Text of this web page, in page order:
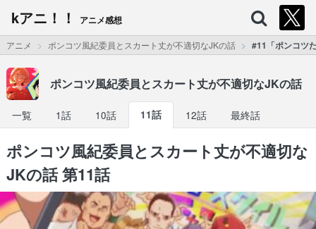
kアニ！！ アニメ感想
アニメ ポンコツ風紀委員とスカート丈が不適切なJKの話 #11「ポンコツ
ポンコツ風紀委員とスカート丈が不適切なJKの話
一覧 1話 10話 11話 12話 最終話
ポンコツ風紀委員とスカート丈が不適切な
JKの話 第11話